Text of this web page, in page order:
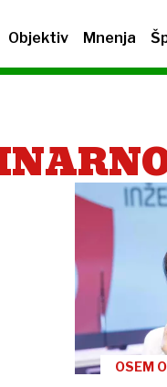
Objektiv Mnenja
OSEM